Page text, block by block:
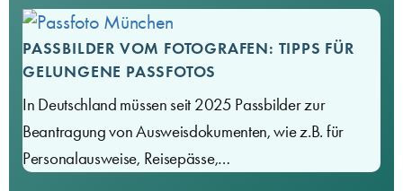
PASSBILDER VOM FOTOGRAFEN: TIPPS FÜR
GELUNGENE PASSFOTOS
In Deutschland müssen seit 2025 Passbilder zur
Beantragung von Ausweisdokumenten, wie z.B. für
Personalausweise, Reisepässe,…